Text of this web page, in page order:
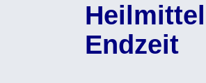
Endzeit